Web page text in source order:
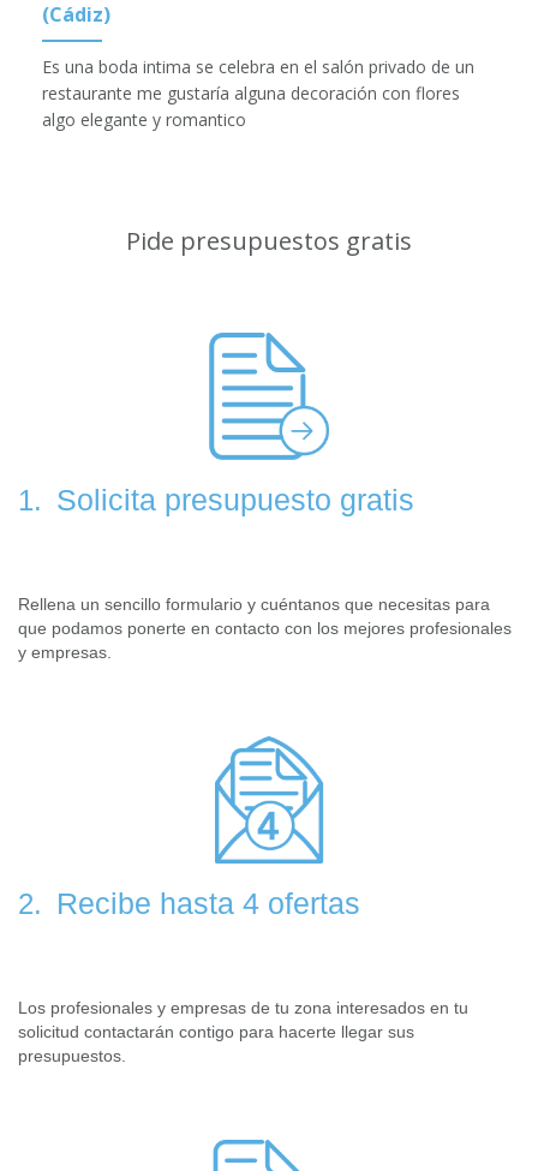
(Cádiz)
Es una boda intima se celebra en el salón privado de un
restaurante me gustaría alguna decoración con flores
algo elegante y romantico
Pide presupuestos gratis
1. Solicita presupuesto gratis
Rellena un sencillo formulario y cuéntanos que necesitas para
que podamos ponerte en contacto con los mejores profesionales
y empresas.
2. Recibe hasta 4 ofertas
Los profesionales y empresas de tu zona interesados en tu
solicitud contactarán contigo para hacerte llegar sus
presupuestos.